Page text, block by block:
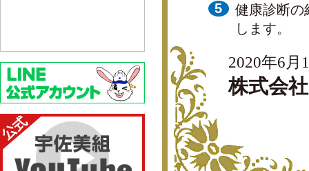
健康診断の
します。
2020年6月
株式会